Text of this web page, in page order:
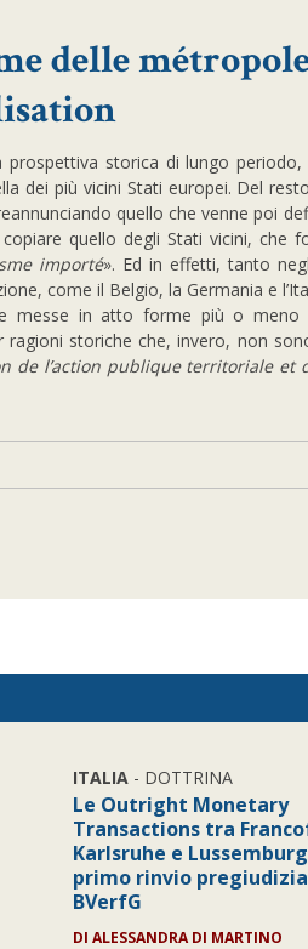
delle
storica di lungo periodo,
dei più vicini Stati europei. Del
quello che venne poi
quello degli Stati vicini, che
importé». Ed in effetti, tanto
come il Belgio, la Germania e
messe in atto forme più o meno
storiche che, invero, non
de l’action publique territoriale et
ITALIA- DOTTRINA
Le Outright Monetary
Transactions tra
Karlsruhe e
primo rinvio
BVerfG
DI ALESSANDRA DI MARTINO